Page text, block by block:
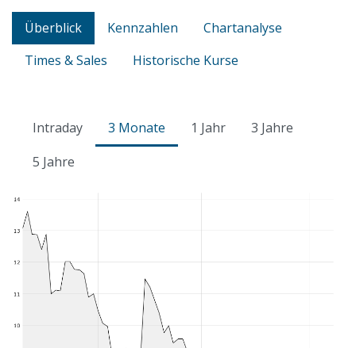
Überblick Kennzahlen
Chartanalyse
Times & Sales
Historische Kurse
Intraday 3 Monate 1 Jahr
3 Jahre
5 Jahre